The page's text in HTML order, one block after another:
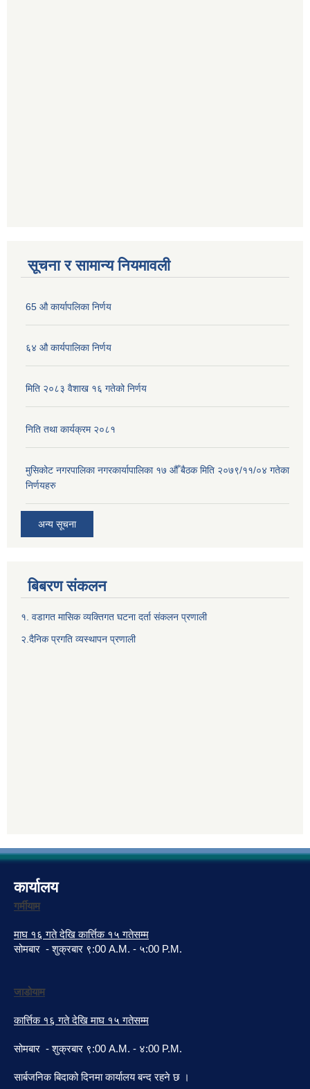
सूचना र सामान्य नियमावली
65 औ कार्यापलिका निर्णय
६४ औ कार्यपालिका निर्णय
मिति २०८३ वैशाख १६ गतेको निर्णय
निति तथा कार्यक्रम २०८१
मुसिकोट नगरपालिका नगरकार्यापालिका १७ औँ बैठक मिति २०७९/११/०४ गतेका
निर्णयहरु
अन्य सूचना
बिबरण संकलन
१. वडागत मासिक व्यक्तिगत घटना दर्ता संकलन प्रणाली
२.दैनिक प्रगति व्यस्थापन प्रणाली
कार्यालय
गर्मीयाम
माघ १६ गते देखि कार्त्तिक १५ गतेसम्म
सोमबार - शुक्रबार ९:00 A.M. - ५:00 P.M.
जाडोयाम
कार्त्तिक १६ गते देखि माघ १५ गतेसम्म
सोमबार - शुक्रबार ९:00 A.M. - ४:00 P.M.
सार्बजनिक बिदाको दिनमा कार्यालय बन्द रहने छ ।